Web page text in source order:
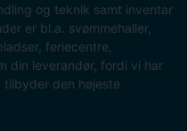
og teknik samt inventar
er bl.a. svømmehaller,
feriecentre,
din leverandør, fordi vi har
den højeste